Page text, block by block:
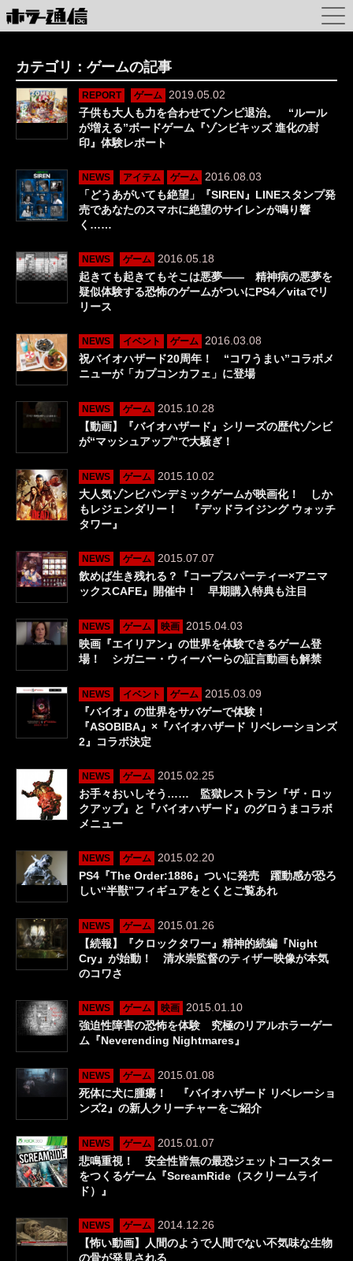
カテゴリ：ゲームの記事
REPORT ゲーム
2019.05.02
子供も大人も力を合わせてゾンビ退治。 “ルール
が増える”ボードゲーム『ゾンビキッズ 進化の封
印』体験レポート
NEWS アイテム ゲーム
2016.08.03
「どうあがいても絶望」『SIREN』LINEスタンプ発
売であなたのスマホに絶望のサイレンが鳴り響
く……
NEWS ゲーム
2016.05.18
起きても起きてもそこは悪夢―― 精神病の悪夢を
疑似体験する恐怖のゲームがついにPS4／vitaでリ
リース
NEWS イベント ゲーム
2016.03.08
祝バイオハザード20周年！ “コワうまい”コラボメ
ニューが「カプコンカフェ」に登場
NEWS ゲーム
2015.10.28
【動画】『バイオハザード』シリーズの歴代ゾンビ
が“マッシュアップ”で大騒ぎ！
NEWS ゲーム
2015.10.02
大人気ゾンビパンデミックゲームが映画化！ しか
もレジェンダリー！ 『デッドライジング ウォッチ
タワー』
NEWS ゲーム
2015.07.07
飲めば生き残れる？『コープスパーティー×アニマ
ックスCAFE』開催中！ 早期購入特典も注目
NEWS ゲーム 映画
2015.04.03
映画『エイリアン』の世界を体験できるゲーム登
場！ シガニー・ウィーバーらの証言動画も解禁
NEWS イベント ゲーム
2015.03.09
『バイオ』の世界をサバゲーで体験！
『ASOBIBA』×『バイオハザード リベレーションズ
2』コラボ決定
NEWS ゲーム
2015.02.25
お手々おいしそう…… 監獄レストラン『ザ・ロッ
クアップ』と『バイオハザード』のグロうまコラボ
メニュー
NEWS ゲーム
2015.02.20
PS4『The Order:1886』ついに発売 躍動感が恐ろ
しい“半獣”フィギュアをとくとご覧あれ
NEWS ゲーム
2015.01.26
【続報】『クロックタワー』精神的続編『Night
Cry』が始動！ 清水崇監督のティザー映像が本気
のコワさ
NEWS ゲーム 映画
2015.01.10
強迫性障害の恐怖を体験 究極のリアルホラーゲー
ム『Neverending Nightmares』
NEWS ゲーム
2015.01.08
死体に犬に腫瘍！ 『バイオハザード リベレーショ
ンズ2』の新人クリーチャーをご紹介
NEWS ゲーム
2015.01.07
悲鳴重視！ 安全性皆無の最恐ジェットコースター
をつくるゲーム『ScreamRide（スクリームライ
ド）』
NEWS ゲーム
2014.12.26
【怖い動画】人間のようで人間でない不気味な生物
の骨が発見される